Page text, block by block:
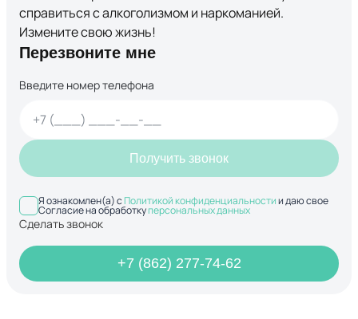
справиться с алкоголизмом и наркоманией.
Измените свою жизнь!
Перезвоните мне
Введите номер телефона
Получить звонок
Я ознакомлен(а) сПолитикой конфиденциальностии даю свое
Согласие на обработкуперсональных данных
Сделать звонок
+7 (862) 277-74-62